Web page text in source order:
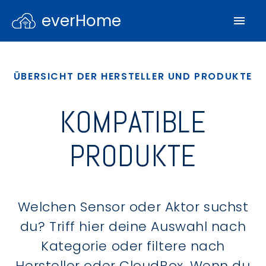
everHome
ÜBERSICHT DER HERSTELLER UND PRODUKTE
KOMPATIBLE
PRODUKTE
Welchen Sensor oder Aktor suchst
du? Triff hier deine Auswahl nach
Kategorie oder filtere nach